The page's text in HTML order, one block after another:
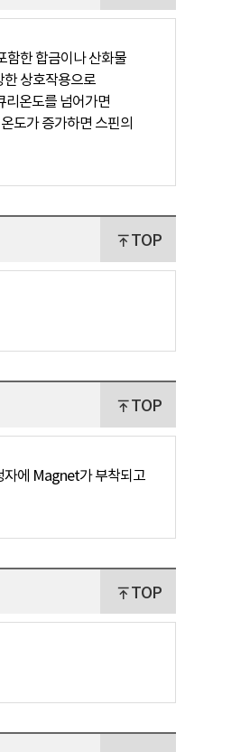
함한 합금이나 산화물
한 상호작용으로
리온도를 넘어가면
도가 증가하면 스핀의
TOP
TOP
자에 Magnet가 부착되고
TOP